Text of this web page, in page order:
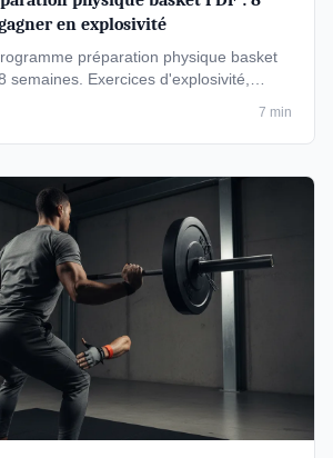
en explosivité
préparation physique basket
semaines. Exercices d'explosivité,
7 min